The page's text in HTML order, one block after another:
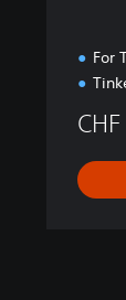
For